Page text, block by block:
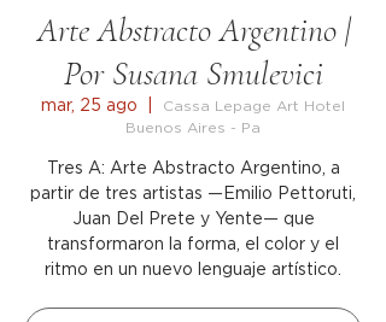
Arte Abstracto Argentino |
Por Susana Smulevici
mar, 25 ago
Cassa Lepage Art Hotel
Buenos Aires - Pa
Tres A: Arte Abstracto Argentino, a
partir de tres artistas —Emilio Pettoruti,
Juan Del Prete y Yente— que
transformaron la forma, el color y el
ritmo en un nuevo lenguaje artístico.